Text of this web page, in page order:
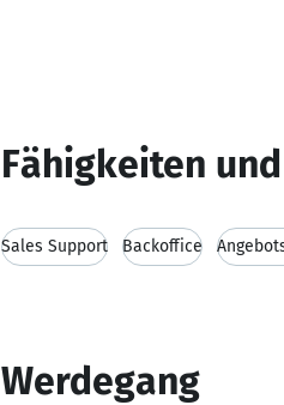
Fähigkeiten
Sales Support Backoffice
Werdegang